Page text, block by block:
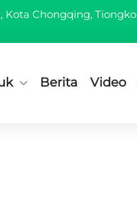
Kota Chongqing,
Berita Video